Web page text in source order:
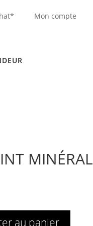
Mon compte
MINÉRAL
au panier